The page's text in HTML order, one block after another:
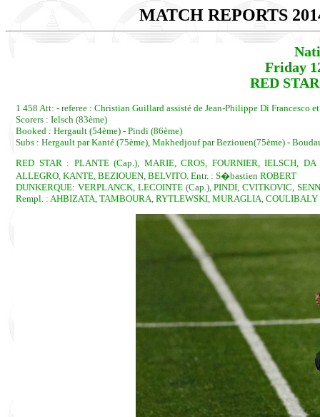
MATCH REPORTS
Friday
RED
1 458 Att: - referee : Christian Guillard assisté de Jean-Philippe Di Francesco
Scorers : Ielsch (83ème)
Booked : Hergault (54ème) - Pindi (86ème)
Subs : Hergault par Kanté (75ème), Makhedjouf par Beziouen(75ème) -
RED STAR : PLANTE (Cap.), MARIE, CROS, FOURNIER, IELSCH,
ALLEGRO, KANTE, BEZIOUEN, BELVITO. Entr. : S�bastien ROBERT
DUNKERQUE: VERPLANCK, LECOINTE (Cap.), PINDI, CVITKOVIC,
Rempl. : AHBIZATA, TAMBOURA, RYTLEWSKI, MURAGLIA, COULIBALY